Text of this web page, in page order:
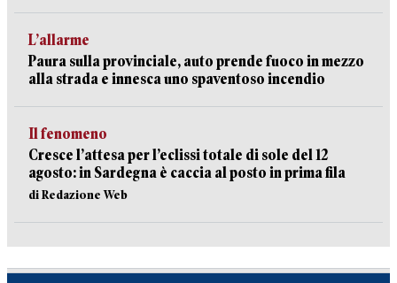
L’allarme
Paura sulla provinciale, auto prende fuoco in mezzo
alla strada e innesca uno spaventoso incendio
Il fenomeno
Cresce l’attesa per l’eclissi totale di sole del 12
agosto: in Sardegna è caccia al posto in prima fila
di Redazione Web